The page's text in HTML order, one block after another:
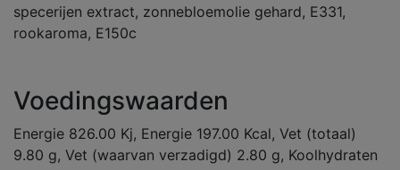
specerijen extract, zonnebloemolie gehard, E331,
rookaroma, E150c
Voedingswaarden
Energie 826.00 Kj, Energie 197.00 Kcal, Vet (totaal)
9.80 g, Vet (waarvan verzadigd) 2.80 g, Koolhydraten